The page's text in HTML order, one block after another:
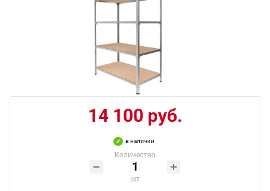
14 100 руб.
в наличии
Количество
шт